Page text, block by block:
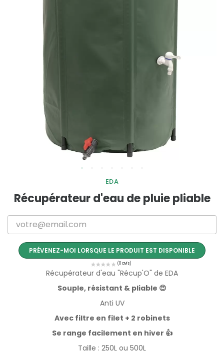
EDA
Récupérateur d'eau de pluie pliable
PRÉVENEZ-MOI LORSQUE LE PRODUIT EST DISPONIBLE
Récupérateur d'eau "Récup'O" de EDA
Souple, résistant & pliable 😍
Anti UV
Avec filtre en filet + 2 robinets
Se range facilement en hiver 👍
Taille : 250L ou 500L